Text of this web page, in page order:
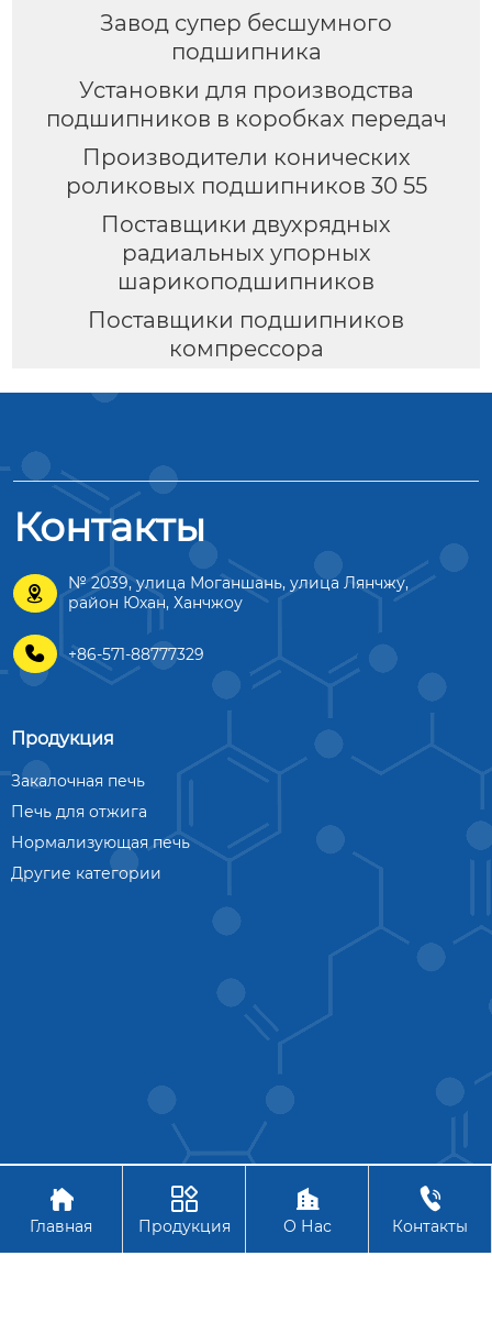
Завод супер бесшумного
подшипника
Установки для производства
подшипников в коробках передач
Производители конических
роликовых подшипников 30 55
Поставщики двухрядных
радиальных упорных
шарикоподшипников
Поставщики подшипников
компрессора
Контакты

№ 2039, улица Моганшань, улица Лянчжу,
район Юхан, Ханчжоу
 +86-571-88777329
Продукция
Закалочная печь
Печь для отжига
Нормализующая печь
Другие категории
Авторское право © АО Ханчжоу Цзиньчжоу Технология

Главная

Продукция

О Нас

Контакты